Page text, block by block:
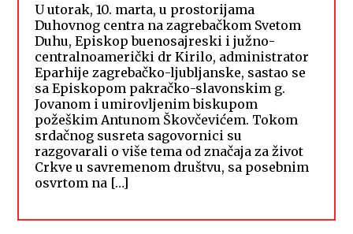
U utorak, 10. marta, u prostorijama
Duhovnog centra na zagrebačkom Svetom
Duhu, Episkop buenosajreski i južno-
centralnoamerički dr Kirilo, administrator
Eparhije zagrebačko-ljubljanske, sastao se
sa Episkopom pakračko-slavonskim g.
Jovanom i umirovljenim biskupom
požeškim Antunom Škovčevićem. Tokom
srdačnog susreta sagovornici su
razgovarali o više tema od značaja za život
Crkve u savremenom društvu, sa posebnim
osvrtom na […]